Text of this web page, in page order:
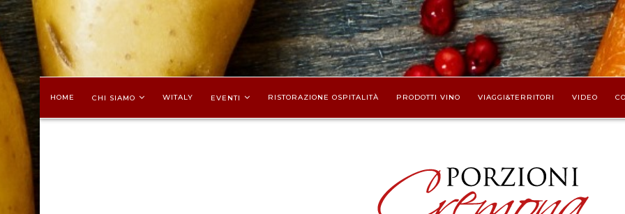
HOME CHI SIAMO WITALY EVENTI RISTORAZIONE OSPITALITÀ PRODOTTI VINO VIAGGI&TERRITORI VIDEO